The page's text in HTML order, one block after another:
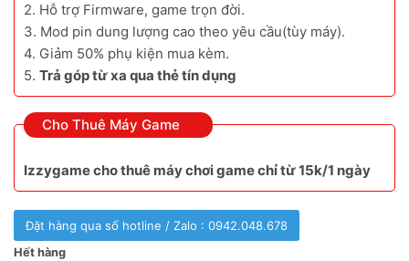
2. Hỗ trợ Firmware, game trọn đời.
3. Mod pin dung lượng cao theo yêu cầu(tùy máy).
4. Giảm 50% phụ kiện mua kèm.
5. Trả góp từ xa qua thẻ tín dụng
Cho Thuê Máy Game
Izzygame cho thuê máy chơi game chỉ từ 15k/1 ngày
Đặt hàng qua số hotline / Zalo : 0942.048.678
Hết hàng